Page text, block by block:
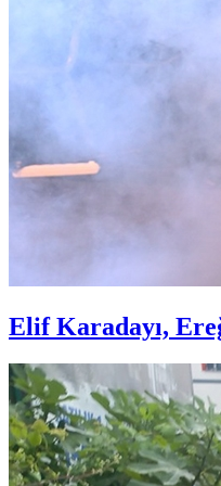
Elif Karadayı,